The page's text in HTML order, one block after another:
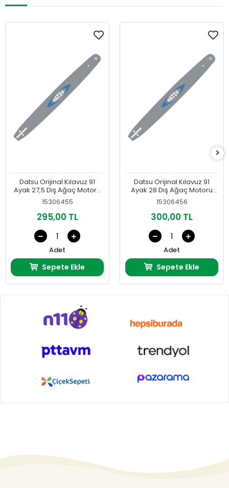
Datsu Orijinal Kılavuz 91
Ayak 27,5 Diş Ağaç Motoru
Palası
15306455
295,00 TL
Adet
Sepete Ekle
Datsu Orijinal Kılavuz 91
Ayak 28 Diş Ağaç Motoru
Palası
15306456
300,00 TL
Adet
Sepete Ekle